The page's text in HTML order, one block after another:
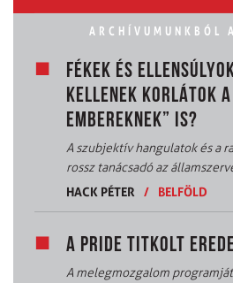
ARCHÍVUMUNKBÓL
FÉKEK ÉS
KELLENEK KORLÁTOK
EMBEREKNEK” IS?
A szubjektív hangulatok és a
rossz tanácsadó az
HACK PÉTER
/ BELFÖLD
A PRIDE TITKOLT
A melegmozgalom